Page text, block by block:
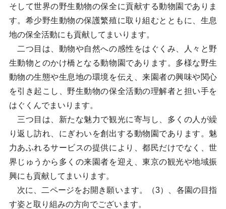
そして世界の野生動物の保全に貢献する動物園でありま
す。希少野生動物の保護繁殖に取り組むとともに、生息
地の保全活動にも貢献してまいります。
二つ目は、動物や自然への感性をはぐくみ、人々と野
生動物とのかけ橋となる動物園であります。多様な野生
動物の生態や生息地の環境を伝え、来園者の興味や関心
を引き起こし、野生動物の保全活動の理解者と担い手を
はぐくんでまいります。
三つ目は、新たな魅力で観光に寄与し、多くの人が繰
り返し訪れ、にぎわいを創出する動物園であります。魅
力あふれるサービスの提供により、都民だけでなく、世
界じゅうから多くの来園者を迎え、東京の観光や地域振
興にも貢献してまいります。
次に、二ページをお開き願います。（3）、各園の目指
す姿と取り組みの方向でございます。